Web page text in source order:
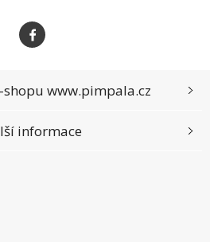
shopu www.pimpala.cz
informace